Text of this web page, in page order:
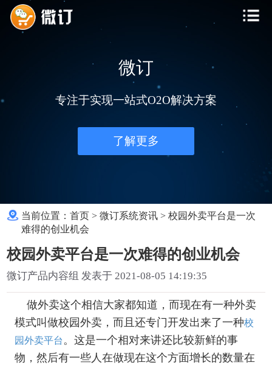
微订
专注于实现一站式O2O解决方案
了解更多
当前位置：首页 >微订系统资讯 >校园外卖平台是一次
难得的创业机会
校园外卖平台是一次难得的创业机会
微订产品内容组 发表于 2021-08-05 14:19:35
做外卖这个相信大家都知道，而现在有一种外卖
模式叫做校园外卖，而且还专门开发出来了一种校
园外卖平台。这是一个相对来讲还比较新鲜的事
物，然后有一些人在做现在这个方面增长的数量在